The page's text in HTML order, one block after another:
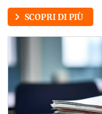
SCOPRI DI PIÙ